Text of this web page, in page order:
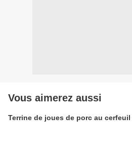
Vous aimerez aussi
Terrine de joues de porc au cerfeuil